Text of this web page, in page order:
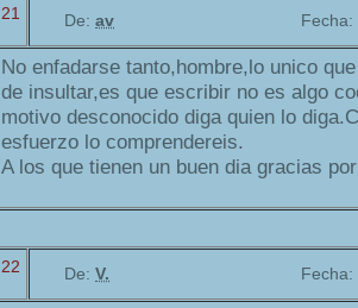
21 De: av Fecha:
No enfadarse tanto,hombre,lo unico
de insultar,es que escribir no es algo
motivo desconocido diga quien lo
esfuerzo lo comprendereis.
A los que tienen un buen dia gracias
22 De: V. Fecha: